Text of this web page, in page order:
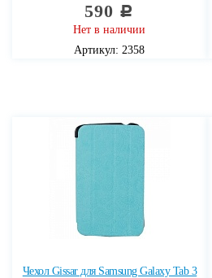
590 c
Нет в наличии
Артикул: 2358
Чехол Gissar для Samsung Galaxy Tab 3